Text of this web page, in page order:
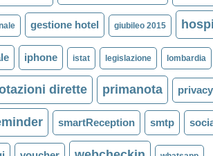
gestione hotel giubileo 2015
iphone istat legislazione lombardia
dirette primanota privacy
smartReception smtp